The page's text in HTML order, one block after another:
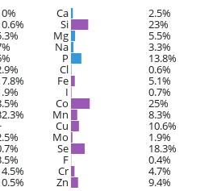
Ca 2.5%
Si 23%
Mg 5.5%
Na 3.3%
P 13.8%
Cl 0.6%
Fe 5.1%
I 0.7%
Co 25%
Mn 8.3%
Cu 10.6%
Mo 1.9%
Se 18.3%
F 0.4%
Cr 4.7%
Zn 9.4%